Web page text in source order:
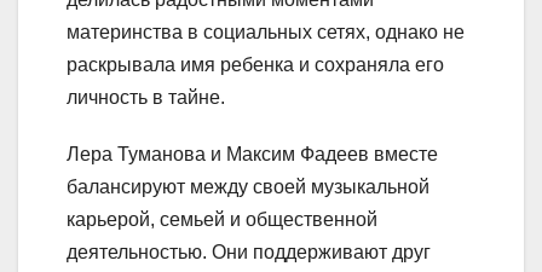
материнства в социальных сетях, однако не
раскрывала имя ребенка и сохраняла его
личность в тайне.
Лера Туманова и Максим Фадеев вместе
балансируют между своей музыкальной
карьерой, семьей и общественной
деятельностью. Они поддерживают друг